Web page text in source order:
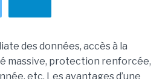
des données, accès à la
massive, protection renforcée,
etc. Les avantages d’une